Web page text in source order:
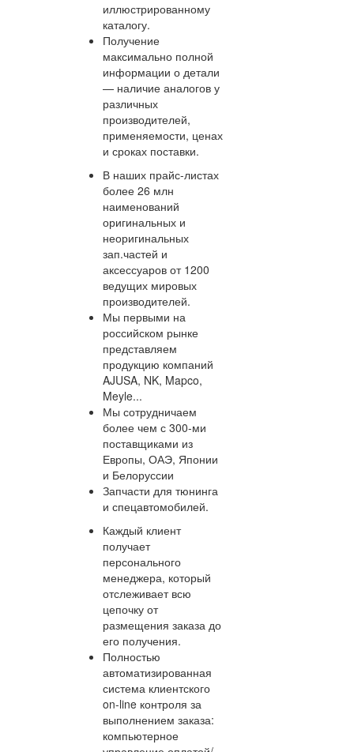
иллюстрированному
каталогу.
Получение
максимально полной
информации о детали
— наличие аналогов у
различных
производителей,
применяемости, ценах
и сроках поставки.
В наших прайс-листах
более 26 млн
наименований
оригинальных и
неоригинальных
зап.частей и
аксессуаров от 1200
ведущих мировых
производителей.
Мы первыми на
российском рынке
представляем
продукцию компаний
AJUSA, NK, Mapco,
Meyle...
Мы сотрудничаем
более чем с 300-ми
поставщиками из
Европы, ОАЭ, Японии
и Белоруссии
Запчасти для тюнинга
и спецавтомобилей.
Каждый клиент
получает
персонального
менеджера, который
отслеживает всю
цепочку от
размещения заказа до
его получения.
Полностью
автоматизированная
система клиентского
on-line контроля за
выполнением заказа:
компьютерное